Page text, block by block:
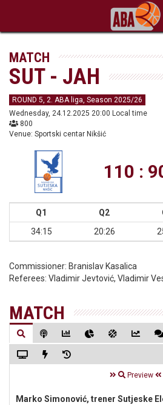
MATCH
SUT - JAH
ROUND 5, 2. ABA liga, Season 2025/26
Wednesday, 24.12.2025 20:00 Local time
800
Venue: Sportski centar Nikšić
110 :
Q1 Q2
34:15
20:26
Commissioner: Branislav Kasalica
Referees: Vladimir Jevtović, Vladimir
MATCH
Preview
Marko Simonović, trener Sutjeske